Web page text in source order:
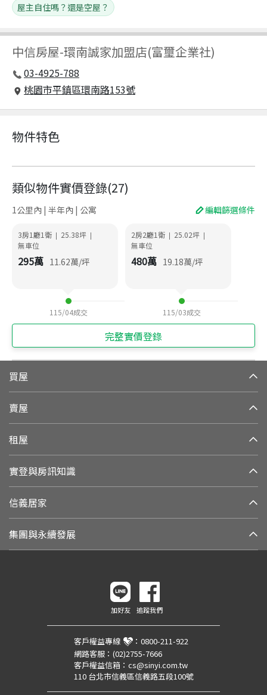
中信房屋-環南誠家加盟店(富璽企業社)
03-4925-788
桃園市平鎮區環南路153號
屋主自住嗎？還是空屋？
物件特色
類似物件實價登錄(27)
1公里內 | 半年內 | 公寓 編輯篩選條件
3房1廳1衛 | 25.38坪 |
無車位
295萬 11.62萬/坪
115/04成交
2房2廳1衛 | 25.02坪 |
無車位
480萬 19.18萬/坪
115/03成交
完整實價登錄
買屋
賣屋
租屋
實登與房訊知識
信義居家
集團與永續發展
加好友 追蹤我們
客戶權益專線 ： 0800-211-922
網路客服： (02)2755-7666
客戶權益信箱： cs@sinyi.com.tw
110 台北市信義區信義路五段100號